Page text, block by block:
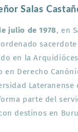
Salas
julio de 1978, en
en la
en Derecho
Lateranense
parte del
destinos en